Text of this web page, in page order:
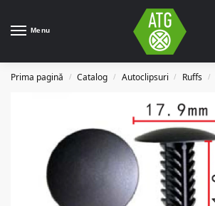
Menu
Prima pagină / Catalog / Autoclipsuri / Ruffs /